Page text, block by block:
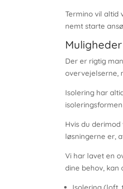
Termino vil
nemt starte
Der er rigtig
overvejelserne,
Isolering har
Hvis du
løsningerne er,
Vi har lavet en
dine behov, kan